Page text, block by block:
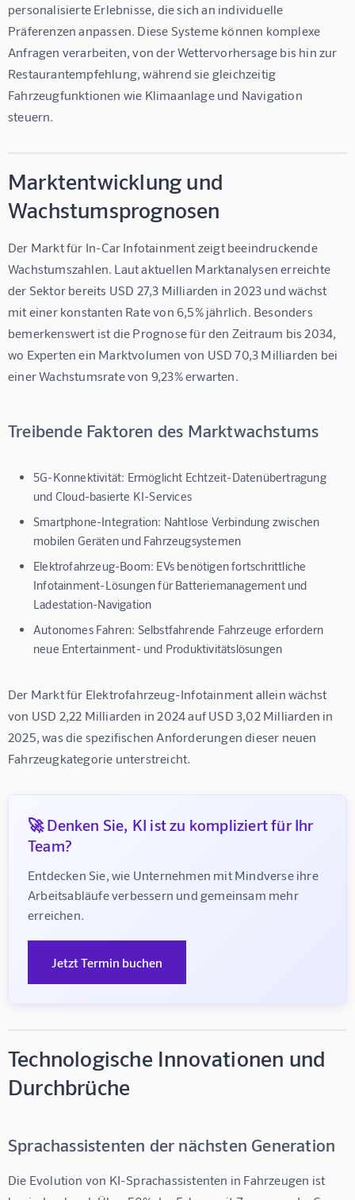
personalisierte Erlebnisse, die sich an individuelle
Präferenzen anpassen. Diese Systeme können komplexe
Anfragen verarbeiten, von der Wettervorhersage bis hin zur
Restaurantempfehlung, während sie gleichzeitig
Fahrzeugfunktionen wie Klimaanlage und Navigation
steuern.
Marktentwicklung und
Wachstumsprognosen
Der Markt für In-Car Infotainment zeigt beeindruckende
Wachstumszahlen. Laut aktuellen Marktanalysen erreichte
der Sektor bereits USD 27,3 Milliarden in 2023 und wächst
mit einer konstanten Rate von 6,5% jährlich. Besonders
bemerkenswert ist die Prognose für den Zeitraum bis 2034,
wo Experten ein Marktvolumen von USD 70,3 Milliarden bei
einer Wachstumsrate von 9,23% erwarten.
Treibende Faktoren des Marktwachstums
5G-Konnektivität: Ermöglicht Echtzeit-Datenübertragung
und Cloud-basierte KI-Services
Smartphone-Integration: Nahtlose Verbindung zwischen
mobilen Geräten und Fahrzeugsystemen
Elektrofahrzeug-Boom: EVs benötigen fortschrittliche
Infotainment-Lösungen für Batteriemanagement und
Ladestation-Navigation
Autonomes Fahren: Selbstfahrende Fahrzeuge erfordern
neue Entertainment- und Produktivitätslösungen
Der Markt für Elektrofahrzeug-Infotainment allein wächst
von USD 2,22 Milliarden in 2024 auf USD 3,02 Milliarden in
2025, was die spezifischen Anforderungen dieser neuen
Fahrzeugkategorie unterstreicht.
🚀 Denken Sie, KI ist zu kompliziert für Ihr
Team?
Entdecken Sie, wie Unternehmen mit Mindverse ihre
Arbeitsabläufe verbessern und gemeinsam mehr
erreichen.
Jetzt Termin buchen
Technologische Innovationen und
Durchbrüche
Sprachassistenten der nächsten Generation
Die Evolution von KI-Sprachassistenten in Fahrzeugen ist